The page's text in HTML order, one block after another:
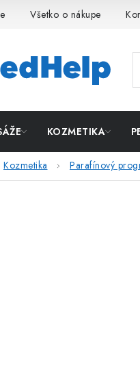
Všetko o nákupe
KOZMETIKA
Kozmetika Parafínový